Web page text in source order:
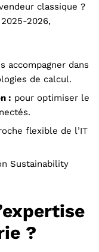
classique ?
2026,
accompagner dans
de calcul.
: pour optimiser le
flexible de l’IT
Sustainability
?